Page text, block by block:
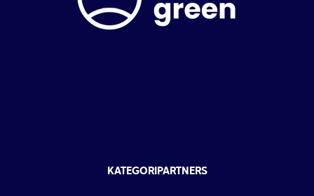
KATEGORIPARTNERS